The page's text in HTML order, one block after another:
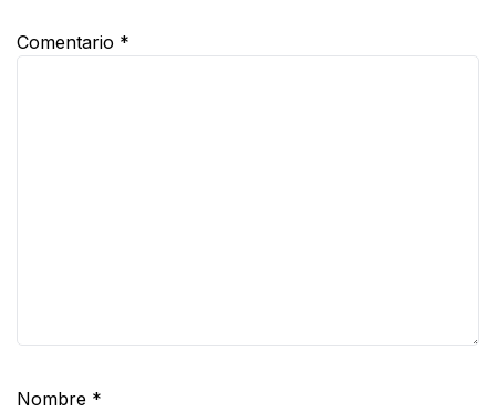
Comentario *
Nombre *